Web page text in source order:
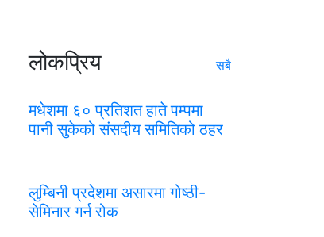
लोकप्रिय सबै
मधेशमा ६० प्रतिशत हाते पम्पमा
पानी सुकेको संसदीय समितिको ठहर
लुम्बिनी प्रदेशमा असारमा गोष्ठी-
सेमिनार गर्न रोक